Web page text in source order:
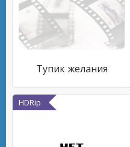
Тупик желания
HDRip